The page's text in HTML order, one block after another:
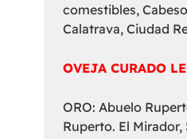
comestibles,
Calatrava, Ciudad
OVEJA CURADO
ORO: Abuelo
Ruperto. El Mirador,